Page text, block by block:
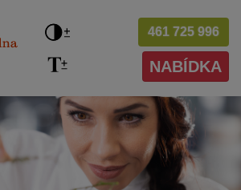
NABÍDKA
461 725 996